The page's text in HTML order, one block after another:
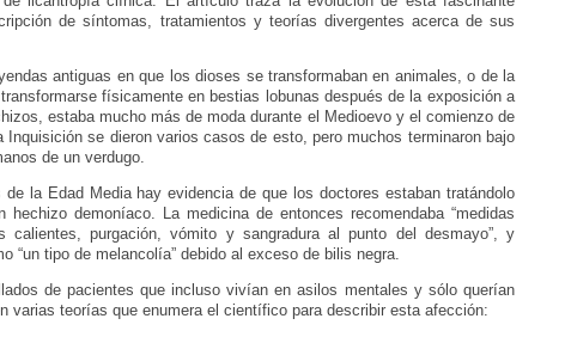
de síntomas, tratamientos y teorías divergentes acerca de sus
antiguas en que los dioses se transformaban en animales, o de la
físicamente en bestias lobunas después de la exposición a
estaba mucho más de moda durante el Medioevo y el comienzo de
Inquisición se dieron varios casos de esto, pero muchos terminaron bajo
de un verdugo.
la Edad Media hay evidencia de que los doctores estaban tratándolo
demoníaco. La medicina de entonces recomendaba “medidas
calientes, purgación, vómito y sangradura al punto del desmayo”, y
“un tipo de melancolía” debido al exceso de bilis negra.
de pacientes que incluso vivían en asilos mentales y sólo querían
varias teorías que enumera el científico para describir esta afección: